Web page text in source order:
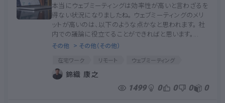
本当にウェブミーティングは効率性が高いと言わざるを
得ない状況になりましたね。 ウェブミーティングのメリ
ットが高いのは、以下のような点かなと思われます。 社
内での議論に役立てることができればと思います。...
その他 > その他（その他）
在宅ワーク リモート
ウェブミーティング
ZOOM
リモートワーク
錦織 康之
1499 0 0 0 0